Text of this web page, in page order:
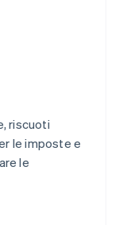
riscuoti
le imposte e
le